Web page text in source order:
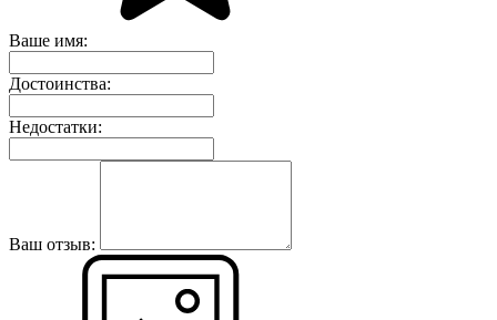
Ваше имя:
Достоинства:
Недостатки:
Ваш отзыв: